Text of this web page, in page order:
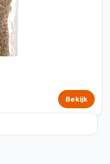
Bekijk